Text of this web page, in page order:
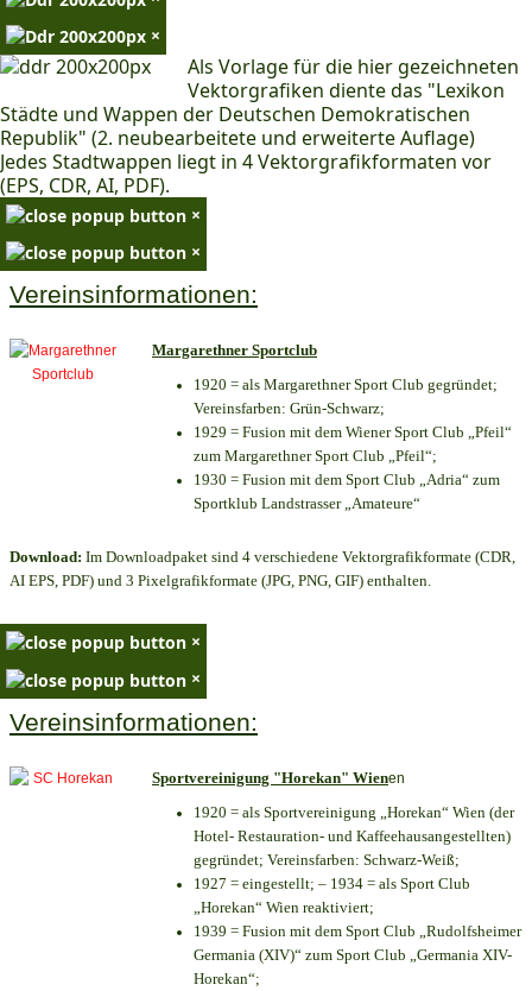
×
Als Vorlage für die hier gezeichneten
Vektorgrafiken diente das "Lexikon
Städte und Wappen der Deutschen Demokratischen
Republik" (2. neubearbeitete und erweiterte Auflage)
Jedes Stadtwappen liegt in 4 Vektorgrafikformaten vor
(EPS, CDR, AI, PDF).
×
×
Vereinsinformationen:
Margarethner Sportclub
1920 = als Margarethner Sport Club gegründet;
Vereinsfarben: Grün-Schwarz;
1929 = Fusion mit dem Wiener Sport Club „Pfeil“
zum Margarethner Sport Club „Pfeil“;
1930 = Fusion mit dem Sport Club „Adria“ zum
Sportklub Landstrasser „Amateure“
Download: Im Downloadpaket sind 4 verschiedene Vektorgrafikformate (CDR,
AI EPS, PDF) und 3 Pixelgrafikformate (JPG, PNG, GIF) enthalten.
×
×
Vereinsinformationen:
Sportvereinigung "Horekan" Wienen
1920 = als Sportvereinigung „Horekan“ Wien (der
Hotel- Restauration- und Kaffeehausangestellten)
gegründet; Vereinsfarben: Schwarz-Weiß;
1927 = eingestellt; – 1934 = als Sport Club
„Horekan“ Wien reaktiviert;
1939 = Fusion mit dem Sport Club „Rudolfsheimer
Germania (XIV)“ zum Sport Club „Germania XIV-
Horekan“;